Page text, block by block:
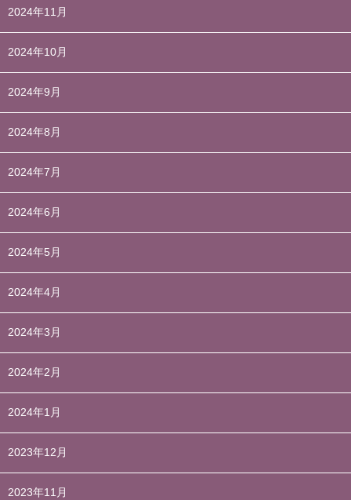
2024年11月
2024年10月
2024年9月
2024年8月
2024年7月
2024年6月
2024年5月
2024年4月
2024年3月
2024年2月
2024年1月
2023年12月
2023年11月